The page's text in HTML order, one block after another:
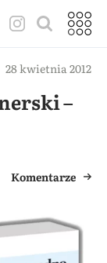
28 kwietnia 2012
–
Komentarze